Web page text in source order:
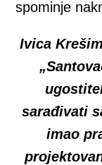
spominje
Ivica
sarađivati
imao